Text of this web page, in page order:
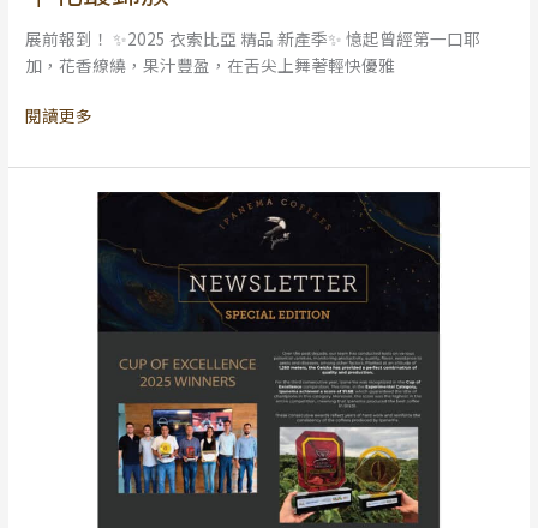
展前報到！ ✨2025 衣索比亞 精品 新產季✨ 憶起曾經第一口耶
加，花香繚繞，果汁豐盈，在舌尖上舞著輕快優雅
花
叢
錦
閱讀更多